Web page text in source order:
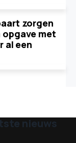
zorgen
opgave met
al een
nieuws